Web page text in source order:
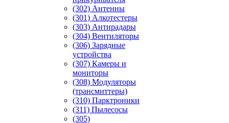
(302) Антенны
(301) Алкотестеры
(303) Антирадары
(304) Вентиляторы
(306) Зарядные
устройства
(307) Камеры и
мониторы
(308) Модуляторы
(трансмиттеры)
(310) Парктроники
(311) Пылесосы
(305)